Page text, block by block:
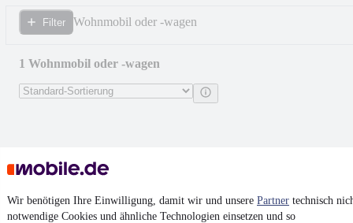
Wir benötigen Ihre Einwilligung, damit wir und unsere Partner technisch
notwendige Cookies und ähnliche Technologien einsetzen und so
Filter Wohnmobil oder -wagen
1 Wohnmobil oder -wagen